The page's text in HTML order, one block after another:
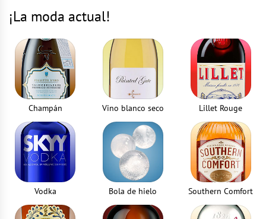
¡La moda actual!
Champán Vino blanco seco Lillet Rouge
Vodka Bola de hielo Southern Comfort